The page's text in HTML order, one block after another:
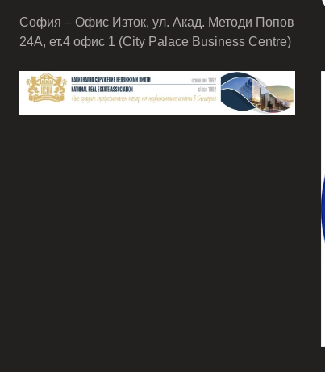
София – Офис Изток, ул. Акад. Методи Попов
24А, ет.4 офис 1 (City Palace Business Centre)